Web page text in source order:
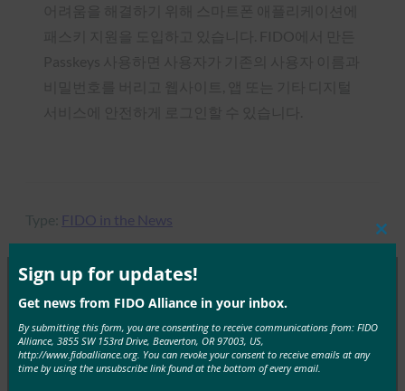
Type: FIDO in the News
MOREFIDO IN THE NEWS
TechGenyz: 비밀번호 없는 미래: 생체 인식 및 패스키
가 진정한 보안을 잠금 해제하는 방법
Sign up for updates!
Get news from FIDO Alliance in your inbox.
By submitting this form, you are consenting to receive communications from: FIDO
Alliance, 3855 SW 153rd Drive, Beaverton, OR 97003, US,
http://www.fidoalliance.org. You can revoke your consent to receive emails at any
time by using the unsubscribe link found at the bottom of every email.